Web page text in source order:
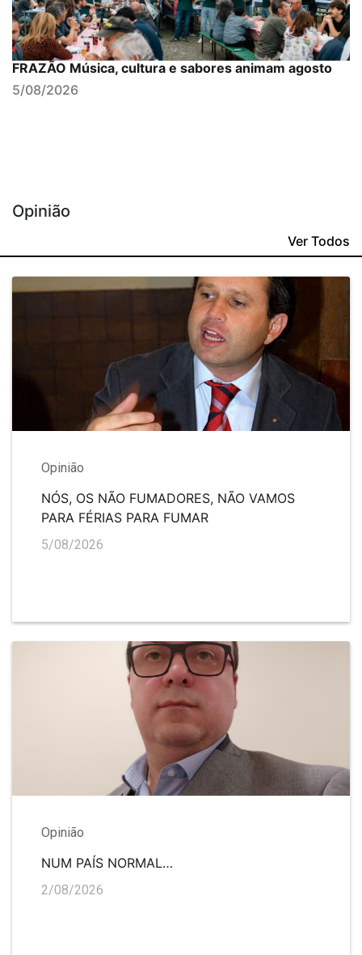
FRAZÃO Música, cultura e sabores animam agosto
5/08/2026
Opinião
Ver Todos
Opinião
NÓS, OS NÃO FUMADORES, NÃO VAMOS
PARA FÉRIAS PARA FUMAR
5/08/2026
Opinião
NUM PAÍS NORMAL…
2/08/2026